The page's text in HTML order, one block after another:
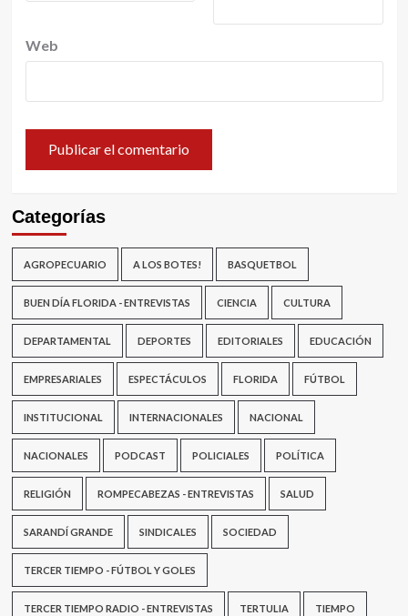
Web
Categorías
AGROPECUARIO A LOS BOTES! BASQUETBOL
BUEN DÍA FLORIDA - ENTREVISTAS CIENCIA CULTURA
DEPARTAMENTAL DEPORTES EDITORIALES EDUCACIÓN
EMPRESARIALES ESPECTÁCULOS FLORIDA FÚTBOL
INSTITUCIONAL INTERNACIONALES NACIONAL
NACIONALES PODCAST POLICIALES POLÍTICA
RELIGIÓN ROMPECABEZAS - ENTREVISTAS SALUD
SARANDÍ GRANDE SINDICALES SOCIEDAD
TERCER TIEMPO - FÚTBOL Y GOLES
TERCER TIEMPO RADIO - ENTREVISTAS TERTULIA TIEMPO